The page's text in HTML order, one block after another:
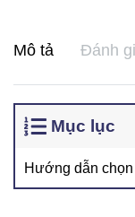
Mô tả Đánh
Mục lục
Hướng dẫn